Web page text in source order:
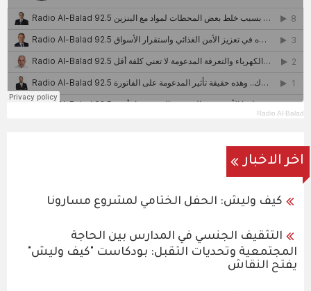
Radio Al-Balad
اخر الاخبار
كيف وليش: الحفل الختامي لمشروع مسارونا
التثقيف الجنسي في المدارس بين الحاجة
المجتمعية وتحديات التقبل: بودكاست "كيف وليش"
يفتح النقاش